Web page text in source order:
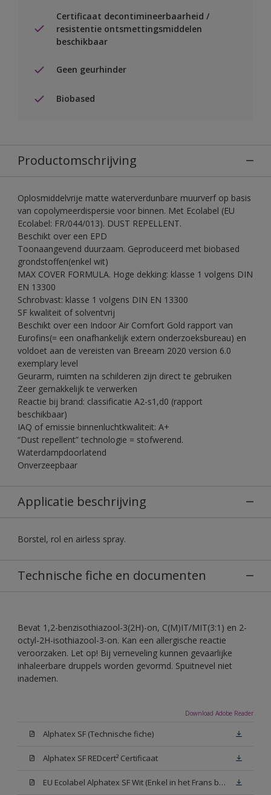
Certificaat decontimineerbaarheid /
resistentie ontsmettingsmiddelen
beschikbaar
Geen geurhinder
Biobased
Productomschrijving
Oplosmiddelvrije matte waterverdunbare muurverf op basis
van copolymeerdispersie voor binnen. Met Ecolabel (EU
Ecolabel: FR/044/013). DUST REPELLENT.
Beschikt over een EPD
Toonaangevend duurzaam. Geproduceerd met biobased
grondstoffen(enkel wit)
MAX COVER FORMULA. Hoge dekking: klasse 1 volgens DIN
EN 13300
Schrobvast: klasse 1 volgens DIN EN 13300
SF kwaliteit of solventvrij
Beschikt over een Indoor Air Comfort Gold rapport van
Eurofins(= een onafhankelijk extern onderzoeksbureau) en
voldoet aan de vereisten van Breeam 2020 version 6.0
exemplary level
Geurarm, ruimten na schilderen zijn direct te gebruiken
Zeer gemakkelijk te verwerken
Reactie bij brand: classificatie A2-s1,d0 (rapport
beschikbaar)
IAQ of emissie binnenluchtkwaliteit: A+
“Dust repellent” technologie = stofwerend.
Waterdampdoorlatend
Onverzeepbaar
Applicatie beschrijving
Borstel, rol en airless spray.
Technische fiche en documenten
Bevat 1,2-benzisothiazool-3(2H)-on, C(M)IT/MIT(3:1) en 2-
octyl-2H-isothiazool-3-on. Kan een allergische reactie
veroorzaken. Let op! Bij verneveling kunnen gevaarlijke
inhaleerbare druppels worden gevormd. Spuitnevel niet
inademen.
Download Adobe Reader
Alphatex SF (Technische fiche)
Alphatex SF REDcert² Certificaat
EU Ecolabel Alphatex SF Wit (Enkel in het Frans beschikbaar)